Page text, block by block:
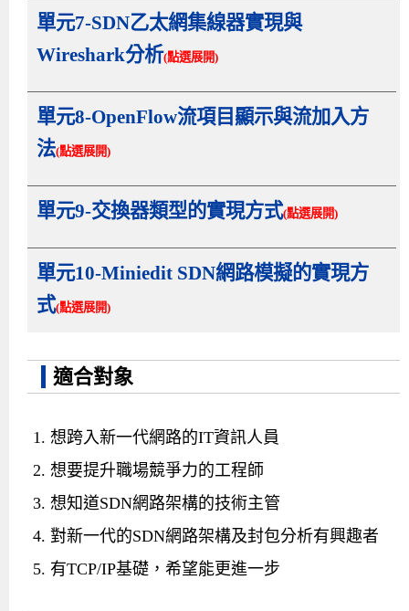
單元7-SDN乙太網集線器實現與
Wireshark分析(點選展開)
單元8-OpenFlow流項目顯示與流加入方
法(點選展開)
單元9-交換器類型的實現方式(點選展開)
單元10-Miniedit SDN網路模擬的實現方
式(點選展開)
適合對象
想跨入新一代網路的IT資訊人員
想要提升職場競爭力的工程師
想知道SDN網路架構的技術主管
對新一代的SDN網路架構及封包分析有興趣者
有TCP/IP基礎，希望能更進一步